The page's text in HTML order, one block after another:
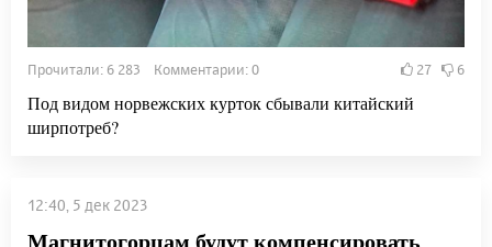
Прочитали: 6 283 Комментарии: 0 27 6
Под видом норвежских курток сбывали китайский
ширпотреб?
12:40, 5 дек 2023